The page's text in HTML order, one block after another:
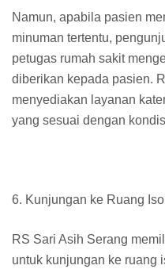
Namun, apabila pasien
minuman tertentu,
petugas rumah sakit
diberikan kepada pasien.
menyediakan layanan
yang sesuai dengan
6. Kunjungan ke Ruang
RS Sari Asih Serang
untuk kunjungan ke ruang